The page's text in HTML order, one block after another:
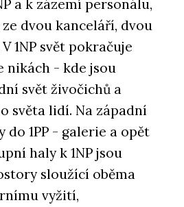
a k zázemí personálu,
dvou kanceláří, dvou
1NP svět pokračuje
nikách - kde jsou
svět živočichů a
světa lidí. Na západní
do 1PP - galerie a opět
haly k 1NP jsou
sloužící oběma
vyžití,